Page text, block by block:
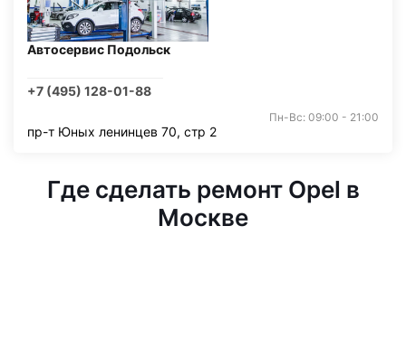
Автосервис Подольск
+7 (495) 128-01-88
Пн-Вс: 09:00 - 21:00
пр-т Юных ленинцев 70, стр 2
Где сделать ремонт Opel в
Москве